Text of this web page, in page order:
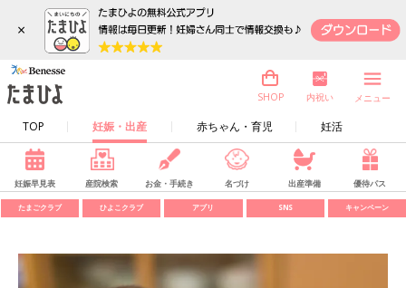
×
TOP 妊娠・出産 赤ちゃん・育児 妊活
SHOP 内祝い メニュー
妊娠早見表 産院検索 お金・手続き 名づけ 出産準備 優待パス
たまごクラブ ひよこクラブ アプリ SNS キャンペーン